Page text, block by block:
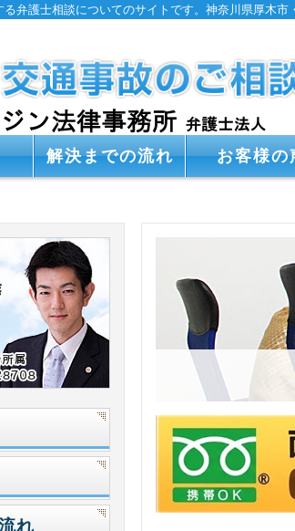
弁護士相談についてのサイトです。神奈川県厚木市
解決までの流れ お客様の
れ